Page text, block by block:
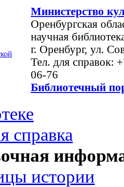
Министерство
Оренбургская
научная
г. Оренбург, ул.
Тел. для справок:
06-76
Библиотечный
справка
истории